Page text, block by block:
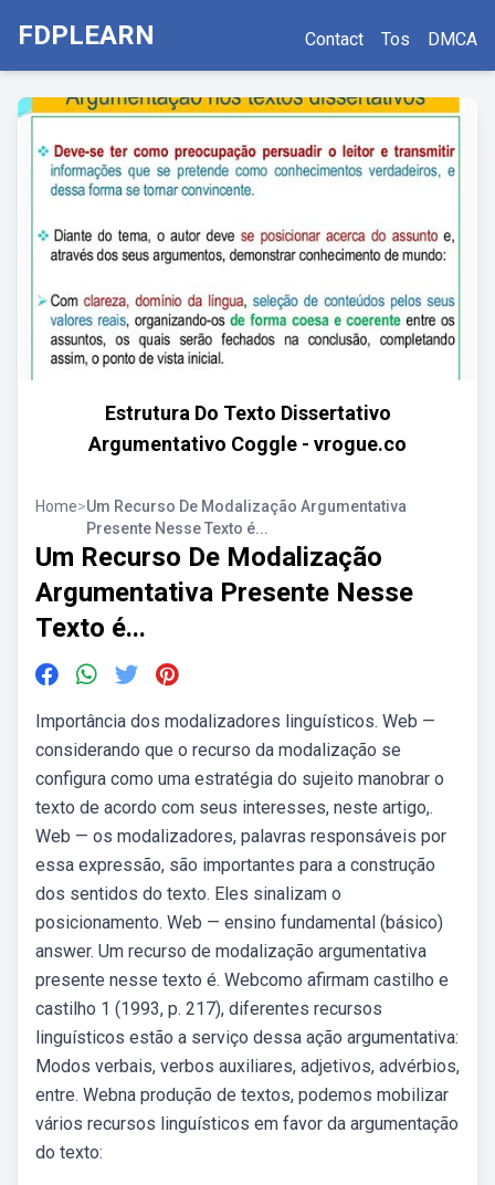
FDPLEARN Contact Tos DMCA
Estrutura Do Texto Dissertativo
Argumentativo Coggle - vrogue.co
Home>Um Recurso De Modalização Argumentativa
Presente Nesse Texto é...
Um Recurso De Modalização
Argumentativa Presente Nesse
Texto é...
Importância dos modalizadores linguísticos. Web —
considerando que o recurso da modalização se
configura como uma estratégia do sujeito manobrar o
texto de acordo com seus interesses, neste artigo,.
Web — os modalizadores, palavras responsáveis por
essa expressão, são importantes para a construção
dos sentidos do texto. Eles sinalizam o
posicionamento. Web — ensino fundamental (básico)
answer. Um recurso de modalização argumentativa
presente nesse texto é. Webcomo afirmam castilho e
castilho 1 (1993, p. 217), diferentes recursos
linguísticos estão a serviço dessa ação argumentativa:
Modos verbais, verbos auxiliares, adjetivos, advérbios,
entre. Webna produção de textos, podemos mobilizar
vários recursos linguísticos em favor da argumentação
do texto: